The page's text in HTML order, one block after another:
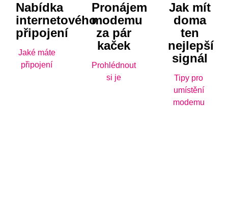
Nabídka
internetového
připojení
Jaké máte
připojení
Pronájem
modemu
za pár
kaček
Prohlédnout
si je
Jak mít
doma
ten
nejlepší
signál
Tipy pro
umístění
modemu